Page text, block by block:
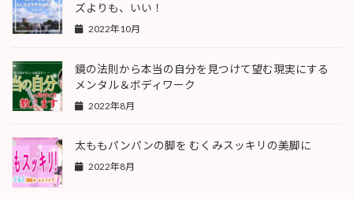
ズよりも、いい！
2022年10月
鏡の法則から本当の自分を見つけて望む現実にする
メンタル＆ボディワーク
2022年8月
太ももパンパンの脚を むくみスッキリの美脚に
2022年8月